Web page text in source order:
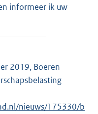
informeer ik uw
2019, Boeren
nieuws/175330/b